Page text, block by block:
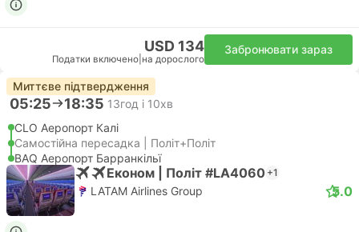
USD 134
Податки включено на дорослого
Забронювати зараз
Миттєве підтвердження
05:25 18:35 13год і 10хв
CLO Аеропорт Калі
Самостійна пересадка | Політ+Політ
BAQ Аеропорт Барранкільї
Економ | Політ #LA4060 +1
LATAM Airlines Group 5.0